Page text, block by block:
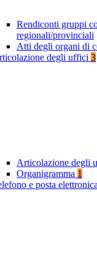
Rendiconti gruppi
regionali/provinciali
Atti degli organi di
degli uffici 3
Articolazione degli
Organigramma 1
e posta elettronica